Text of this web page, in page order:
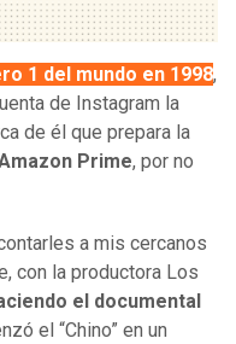
1 del mundo en 1998,
de Instagram la
de él que prepara la
Prime, por no
a mis cercanos
con la productora Los
el documental
el “Chino” en un